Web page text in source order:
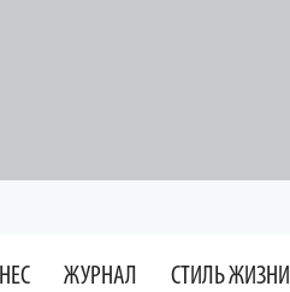
ЖУРНАЛ СТИЛЬ ЖИЗНИ